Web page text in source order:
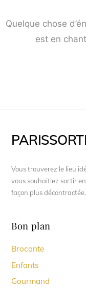
Quelque chose
est en
Vous trouverez le lieu
vous souhaitiez sortir
façon plus
Bon plan
Brocante
Enfants
Gourmand